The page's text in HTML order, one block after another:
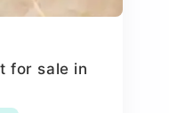
for sale in